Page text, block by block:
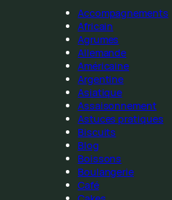
Accompagnements
Africain
Agrumes
Allemande
Américaine
Argentine
Asiatique
Assaisonnement
Astuces pratiques
Biscuits
Blog
Boissons
Boulangerie
Café